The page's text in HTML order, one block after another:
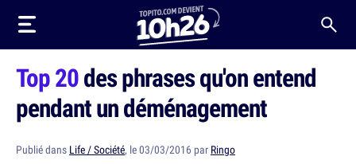
Top 20des phrases qu'on entend
pendant un déménagement
Publié dans Life / Société, le 03/03/2016 par Ringo